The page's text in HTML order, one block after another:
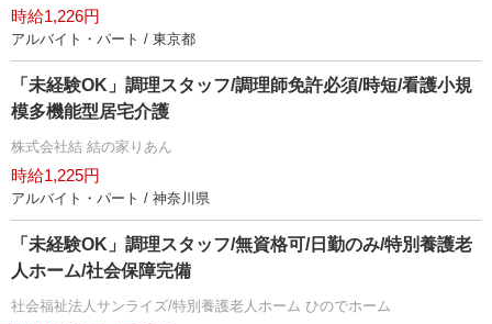
時給1,226円
アルバイト・パート / 東京都
「未経験OK」調理スタッフ/調理師免許必須/時短/看護小規
模多機能型居宅介護
株式会社結 結の家りあん
時給1,225円
アルバイト・パート / 神奈川県
「未経験OK」調理スタッフ/無資格可/日勤のみ/特別養護老
人ホーム/社会保障完備
社会福祉法人サンライズ/特別養護老人ホーム ひのでホーム